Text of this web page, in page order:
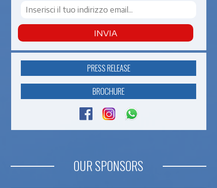
INVIA
PRESS RELEASE
BROCHURE
OUR SPONSORS